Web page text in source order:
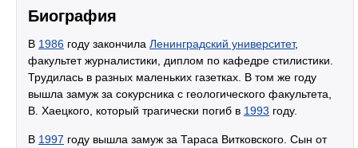
Биография
В 1986 году закончила Ленинградский университет,
факультет журналистики, диплом по кафедре стилистики.
Трудилась в разных маленьких газетках. В том же году
вышла замуж за сокурсника с геологического факультета,
В. Хаецкого, который трагически погиб в 1993 году.
В 1997 году вышла замуж за Тараса Витковского. Сын от